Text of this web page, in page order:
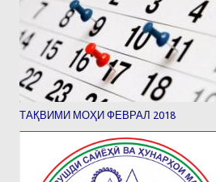
ТАҚВИМИ МОҲИ ФЕВРАЛ 2018